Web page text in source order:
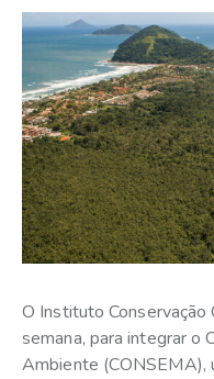
O Instituto Conservação
semana, para integrar o
Ambiente (CONSEMA),